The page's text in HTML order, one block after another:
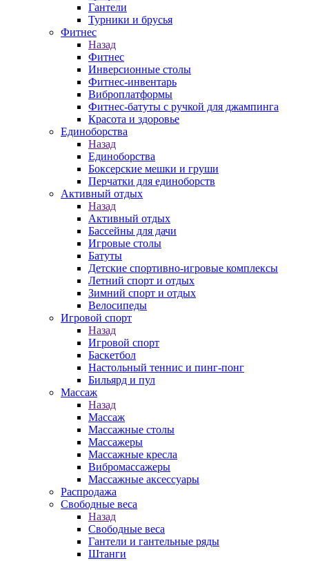
Гантели
Турники и брусья
Фитнес
Назад
Фитнес
Инверсионные столы
Фитнес-инвентарь
Виброплатформы
Фитнес-батуты с ручкой для джампинга
Красота и здоровье
Единоборства
Назад
Единоборства
Боксерские мешки и груши
Перчатки для единоборств
Активный отдых
Назад
Активный отдых
Бассейны для дачи
Игровые столы
Батуты
Детские спортивно-игровые комплексы
Летний спорт и отдых
Зимний спорт и отдых
Велосипеды
Игровой спорт
Назад
Игровой спорт
Баскетбол
Настольный теннис и пинг-понг
Бильярд и пул
Массаж
Назад
Массаж
Массажные столы
Массажеры
Массажные кресла
Вибромассажеры
Массажные аксессуары
Распродажа
Свободные веса
Назад
Свободные веса
Гантели и гантельные ряды
Штанги